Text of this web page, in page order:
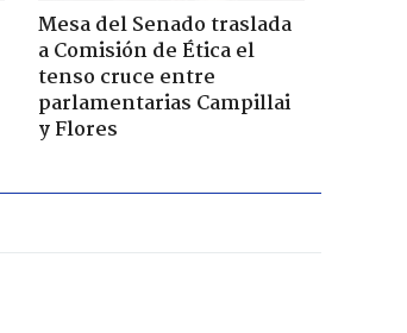
Mesa del Senado traslada
a Comisión de Ética el
tenso cruce entre
parlamentarias Campillai
y Flores